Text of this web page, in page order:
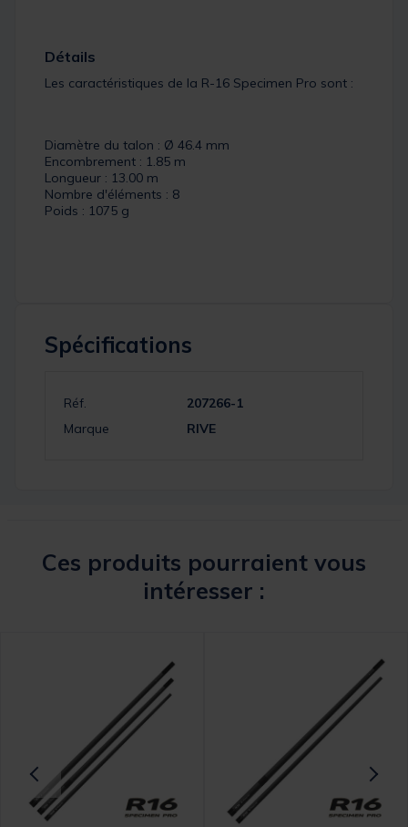
Détails
Les caractéristiques de la R-16 Specimen Pro sont :
Diamètre du talon : Ø 46.4 mm
Encombrement : 1.85 m
Longueur : 13.00 m
Nombre d'éléments : 8
Poids : 1075 g
Spécifications
Réf.
207266-1
Marque
RIVE
Ces produits pourraient vous
intéresser :